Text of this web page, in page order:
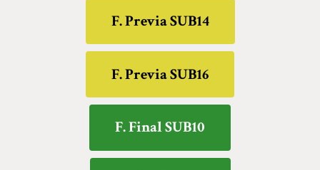
F. Previa SUB14
F. Previa SUB16
F. Final SUB10